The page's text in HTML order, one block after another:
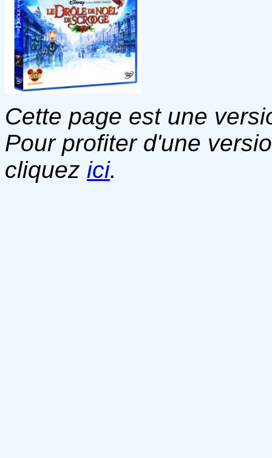
Cette page est une
Pour profiter d'une
cliquez ici.